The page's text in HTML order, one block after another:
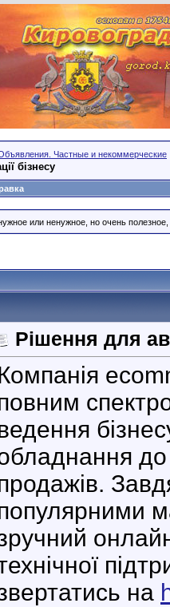
Частные и некоммерческие
бізнесу
или ненужное, но очень
Рішення для
до
на